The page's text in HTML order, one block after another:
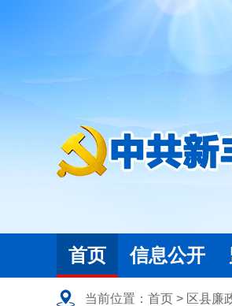
首页 信息公开
当前位置： 首页 > 区县廉